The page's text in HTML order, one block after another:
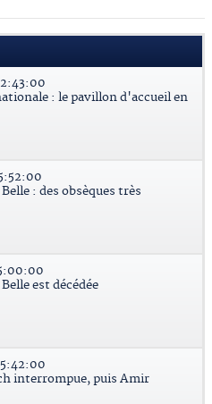
: le pavillon d'accueil en
: des obsèques très
est décédée
interrompue, puis Amir